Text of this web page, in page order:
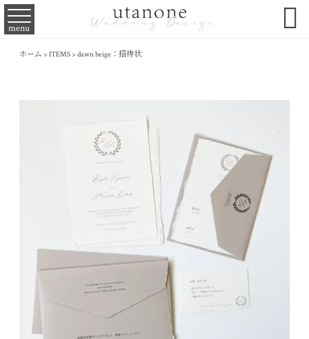
menu 
ホーム > ITEMS> dawn beige：招待状